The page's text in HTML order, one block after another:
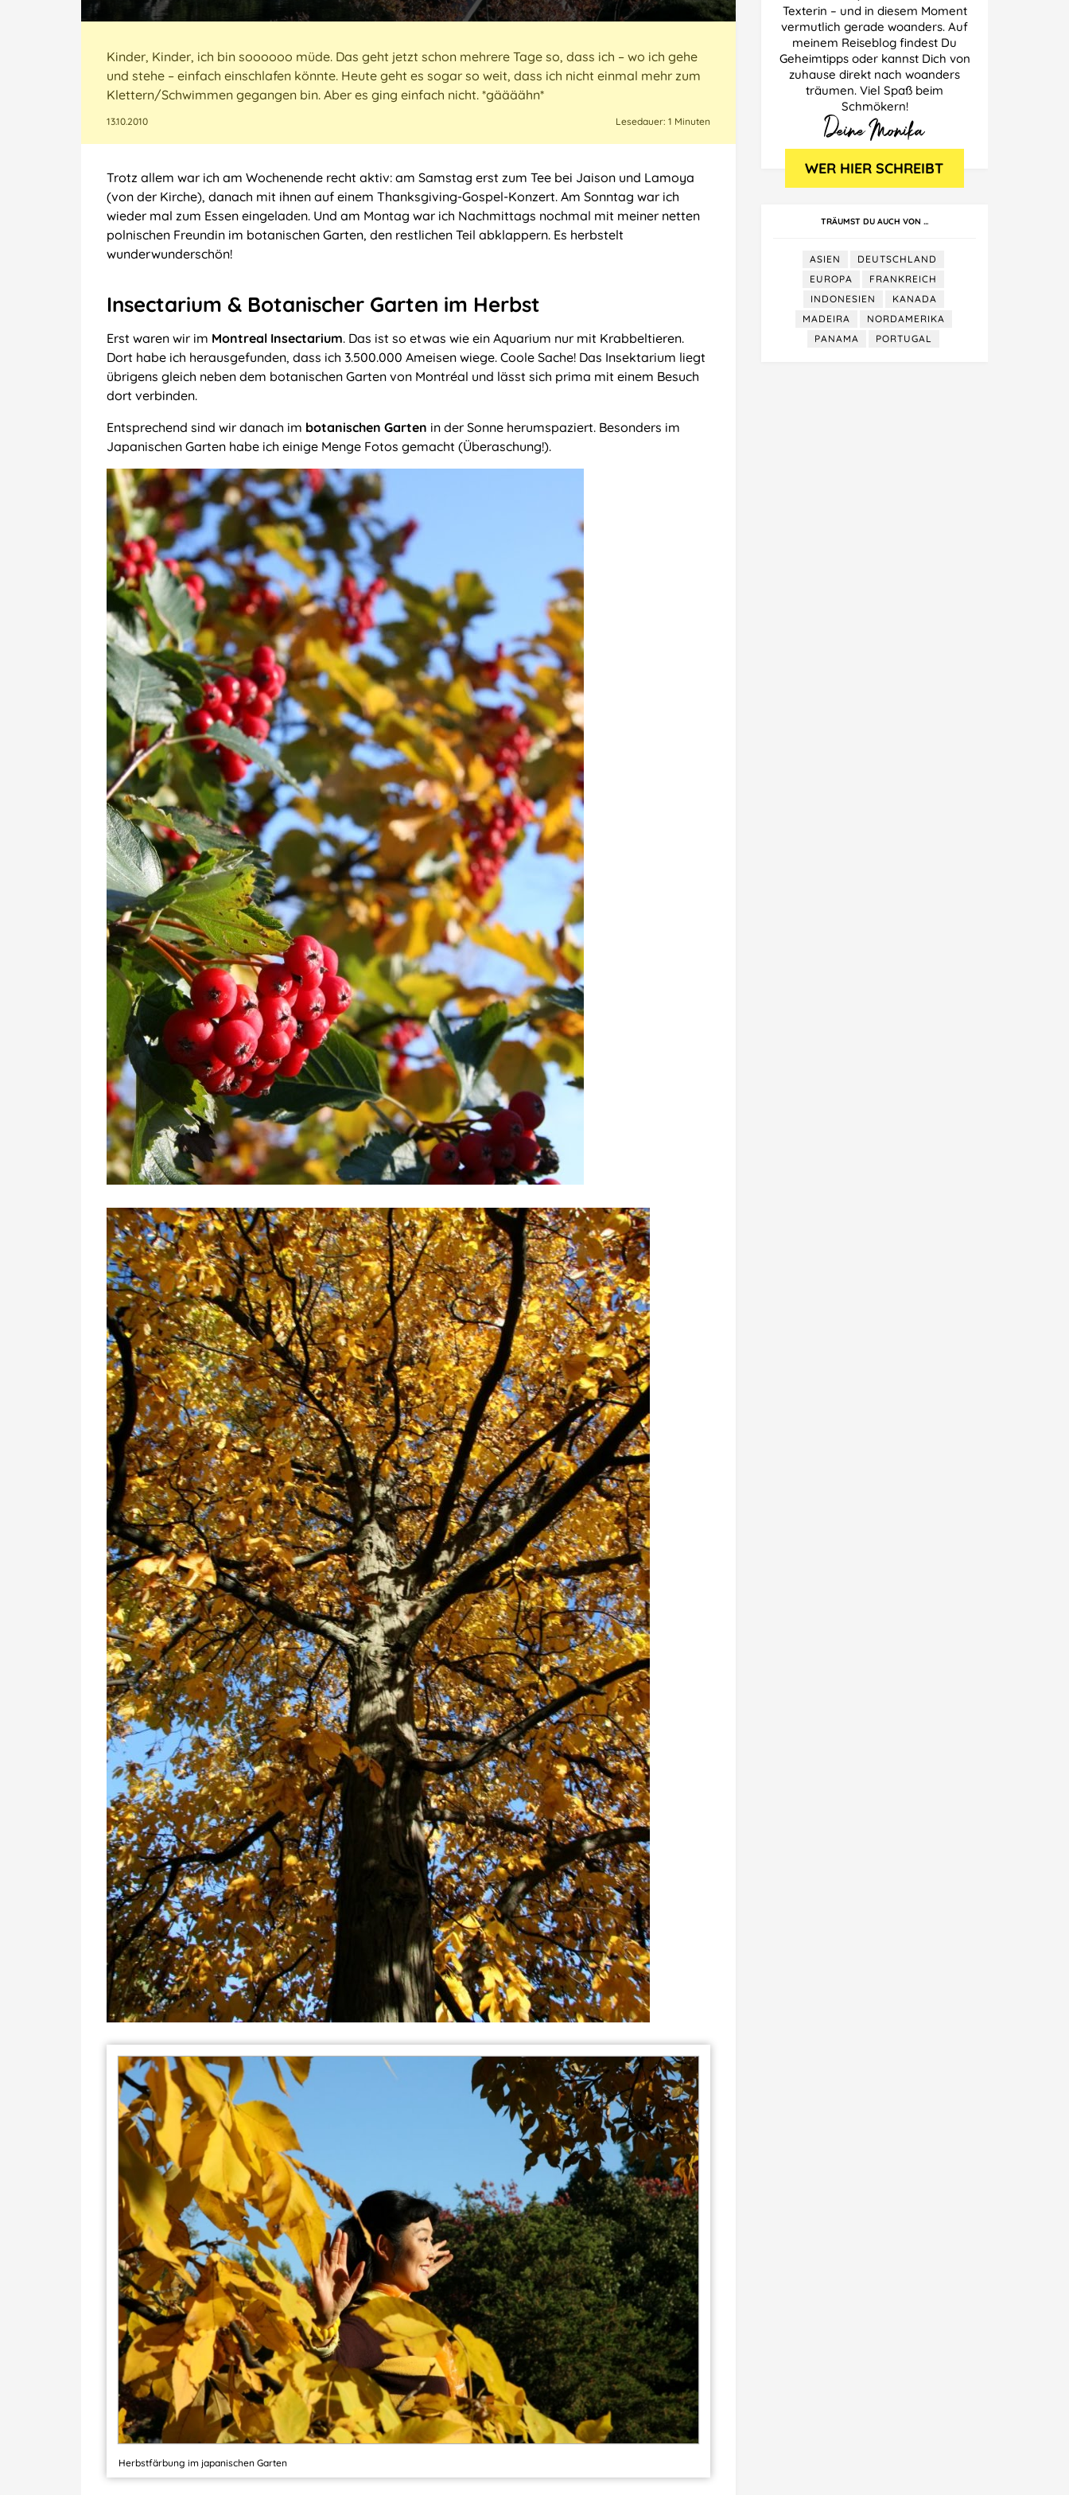
Kinder, Kinder, ich bin soooooo müde. Das geht jetzt schon mehrere Tage so, dass ich – wo ich gehe
und stehe – einfach einschlafen könnte. Heute geht es sogar so weit, dass ich nicht einmal mehr zum
Klettern/Schwimmen gegangen bin. Aber es ging einfach nicht. *gäääähn*
13.10.2010 Lesedauer: 1 Minuten
Trotz allem war ich am Wochenende recht aktiv: am Samstag erst zum Tee bei Jaison und Lamoya
(von der Kirche), danach mit ihnen auf einem Thanksgiving-Gospel-Konzert. Am Sonntag war ich
wieder mal zum Essen eingeladen. Und am Montag war ich Nachmittags nochmal mit meiner netten
polnischen Freundin im botanischen Garten, den restlichen Teil abklappern. Es herbstelt
wunderwunderschön!
Insectarium & Botanischer Garten im Herbst
Erst waren wir im Montreal Insectarium. Das ist so etwas wie ein Aquarium nur mit Krabbeltieren.
Dort habe ich herausgefunden, dass ich 3.500.000 Ameisen wiege. Coole Sache! Das Insektarium liegt
übrigens gleich neben dem botanischen Garten von Montréal und lässt sich prima mit einem Besuch
dort verbinden.
Entsprechend sind wir danach im botanischen Garten in der Sonne herumspaziert. Besonders im
Japanischen Garten habe ich einige Menge Fotos gemacht (Überaschung!).
Herbstfärbung im japanischen Garten
Texterin – und in diesem Moment
vermutlich gerade woanders. Auf
meinem Reiseblog findest Du
Geheimtipps oder kannst Dich von
zuhause direkt nach woanders
träumen. Viel Spaß beim
Schmökern!
TRÄUMST DU AUCH VON …
ASIEN
DEUTSCHLAND
EUROPA
FRANKREICH
INDONESIEN
KANADA
MADEIRA
NORDAMERIKA
PANAMA
PORTUGAL